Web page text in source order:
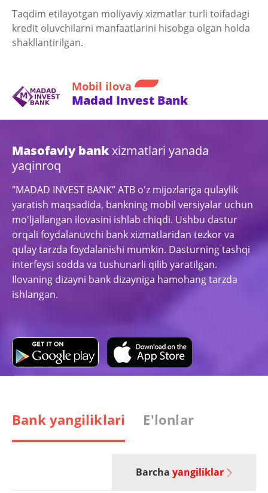
Taqdim etilayotgan moliyaviy xizmatlar turli toifadagi
kredit oluvchilarni manfaatlarini hisobga olgan holda
shakllantirilgan.
Mobil ilova
Madad Invest Bank
Masofaviy bankxizmatlari yanada
yaqinroq
"MADAD INVEST BANK” ATB o'z mijozlariga qulaylik
yaratish maqsadida, bankning mobil versiyalar uchun
mo'ljallangan ilovasini ishlab chiqdi. Ushbu dastur
orqali foydalanuvchi bank xizmatlaridan tezkor va
qulay tarzda foydalanishi mumkin. Dasturning tashqi
interfeysi sodda va tushunarli qilib yaratilgan.
Ilovaning dizayni bank dizayniga hamohang tarzda
ishlangan.
Bank yangiliklari E'lonlar
Barcha yangiliklar